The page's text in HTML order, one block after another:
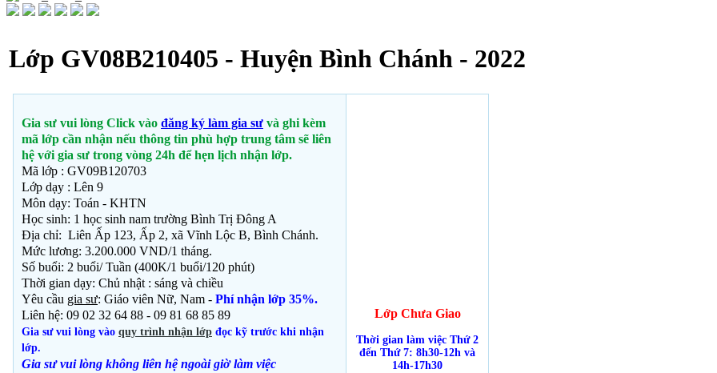
Lớp GV08B210405 - Huyện Bình Chánh - 2022
Gia sư vui lòng Click vào đăng ký làm gia sư và ghi kèm
mã lớp cần nhận nếu thông tin phù hợp trung tâm sẽ liên
hệ với gia sư trong vòng 24h để hẹn lịch nhận lớp.
Mã lớp : GV09B120703
Lớp dạy : Lên 9
Môn dạy: Toán - KHTN
Học sinh: 1 học sinh nam trường Bình Trị Đông A
Địa chỉ: Liên Ấp 123, Ấp 2, xã Vĩnh Lộc B, Bình Chánh.
Mức lương: 3.200.000 VND/1 tháng.
Số buổi: 2 buổi/ Tuần (400K/1 buổi/120 phút)
Thời gian dạy: Chủ nhật : sáng và chiều
Yêu cầu gia sư: Giáo viên Nữ, Nam - Phí nhận lớp 35%.
Liên hệ: 09 02 32 64 88 - 09 81 68 85 89
Gia sư vui lòng vào quy trình nhận lớp đọc kỹ trước khi nhận
lớp.
Gia sư vui lòng không liên hệ ngoài giờlàm việc
Lớp Chưa Giao
Thời gian làm việc Thứ 2
đến Thứ 7: 8h30-12h và
14h-17h30